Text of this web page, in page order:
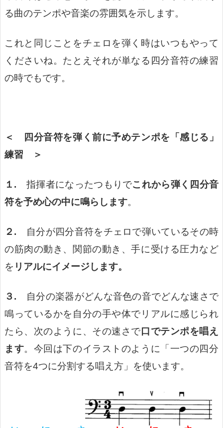
る曲のテンポや音楽の雰囲気を示します。
これと同じことをチェロを弾く時はいつもやって
くださいね。たとえそれが単なる四分音符の練習
の時でもです。
＜ 四分音符を弾く前に予めテンポを「感じる」
練習 ＞
１. 指揮者になったつもりでこれから弾く四分音
符を予め心の中に鳴らします。
２. 自分が四分音符をチェロで弾いているその時
の筋肉の動き、関節の動き、手に受ける圧力など
を リアルにイメージします。
３. 自分の楽器がどんな音色の音でどんな速さで
鳴っているかを自分の手や体でリアルに感じられ
たら、次のように、その速さで 口でテンポを唱え
ます。今回は下のイラストのように「一つの四分
音符を4つに分割する唱え方」を使います。